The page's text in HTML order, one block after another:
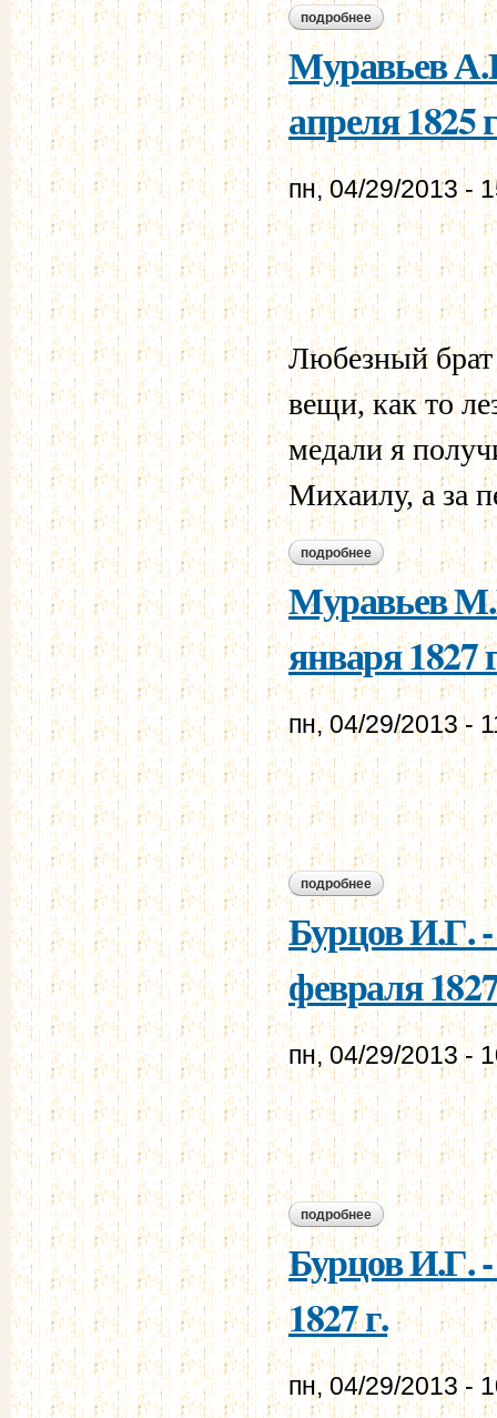
подробнее о муравьев а.н. -
Муравьев
апреля 1825
пн, 04/29/2013 -
Любезный
вещи, как то
медали я
Михаилу, а за
подробнее о муравьев а.н. -
Муравьев
января 1827
пн, 04/29/2013 -
подробнее о муравьев м.н. -
Бурцов И.Г.
февраля
пн, 04/29/2013 -
подробнее о бурцов и.г. -
Бурцов И.Г.
1827 г.
пн, 04/29/2013 -